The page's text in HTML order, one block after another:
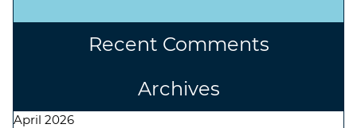
Recent Comments
Archives
April 2026